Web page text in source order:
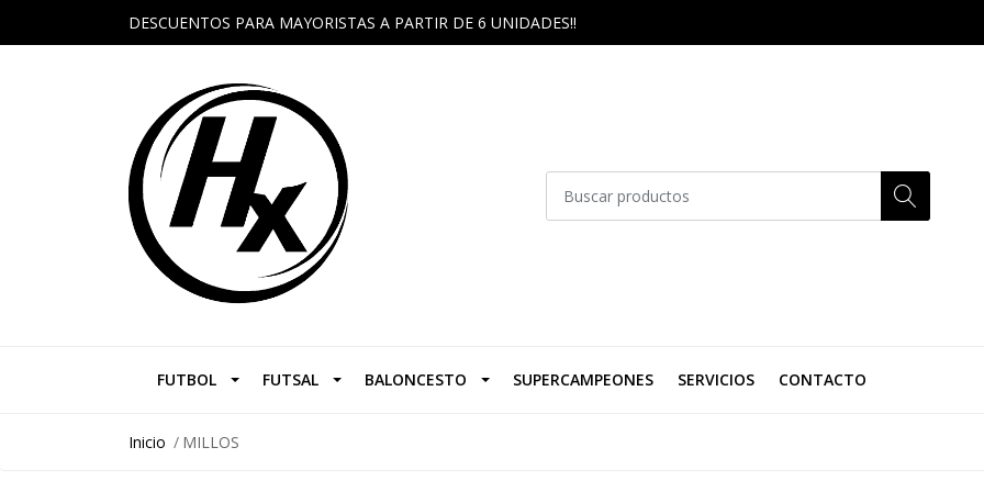
DESCUENTOS PARA MAYORISTAS A PARTIR DE 6 UNIDADES!!
FUTBOL FUTSAL BALONCESTO SUPERCAMPEONES SERVICIOS CONTACTO
Inicio MILLOS